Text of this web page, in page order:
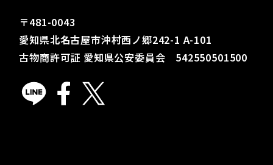
〒481-0043
愛知県北名古屋市沖村西ノ郷242-1 A-101
古物商許可証 愛知県公安委員会 542550501500